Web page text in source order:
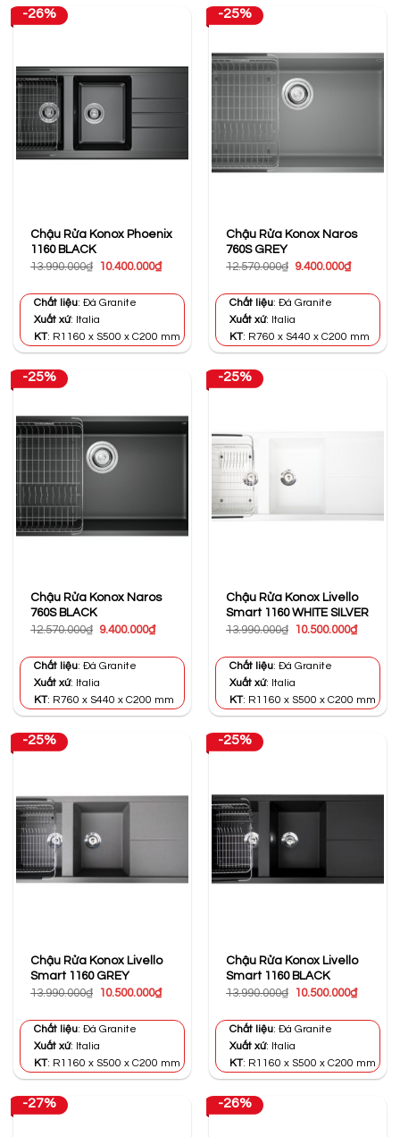
-26%
Chậu Rửa Konox Phoenix
1160 BLACK
13.990.000₫
Giá
13.990.000₫.
10.400.000₫Giá
Chất liệu: Đá Granite
Xuất xứ: Italia
KT: R1160 x S500 x C200 mm
-25%
Chậu Rửa Konox Naros
760S GREY
12.570.000₫ Giá
12.570.000₫.
9.400.000₫Giá
Chất liệu: Đá Granite
Xuất xứ: Italia
KT: R760 x S440 x C200 mm
-25%
Chậu Rửa Konox Naros
760S BLACK
12.570.000₫ Giá
12.570.000₫.
9.400.000₫Giá
Chất liệu: Đá Granite
Xuất xứ: Italia
KT: R760 x S440 x C200 mm
-25%
Chậu Rửa Konox Livello
Smart 1160 WHITE SILVER
13.990.000₫
Giá
13.990.000₫.
10.500.000₫Giá
Chất liệu: Đá Granite
Xuất xứ: Italia
KT: R1160 x S500 x C200 mm
-25%
Chậu Rửa Konox Livello
Smart 1160 GREY
13.990.000₫
Giá
13.990.000₫.
10.500.000₫Giá
Chất liệu: Đá Granite
Xuất xứ: Italia
KT: R1160 x S500 x C200 mm
-25%
Chậu Rửa Konox Livello
Smart 1160 BLACK
13.990.000₫
Giá
13.990.000₫.
10.500.000₫Giá
Chất liệu: Đá Granite
Xuất xứ: Italia
KT: R1160 x S500 x C200 mm
-27% -26%